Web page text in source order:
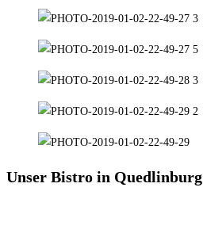
Unser Bistro in Quedlinburg